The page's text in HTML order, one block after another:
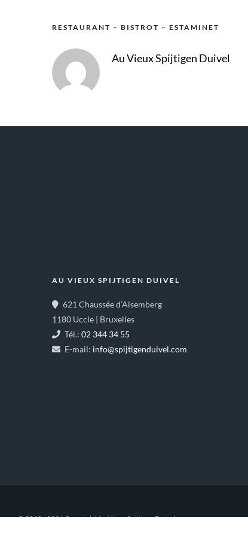
RESTAURANT – BISTROT – ESTAMINET
Au Vieux Spijtigen Duivel
AU VIEUX SPIJTIGEN DUIVEL
621 Chaussée d’Alsemberg
1180 Uccle | Bruxelles
Tél.: 02 344 34 55
E-mail: info@spijtigenduivel.com
© 2018 - 2026 Copyright Au Vieux Spijtigen Duivel.